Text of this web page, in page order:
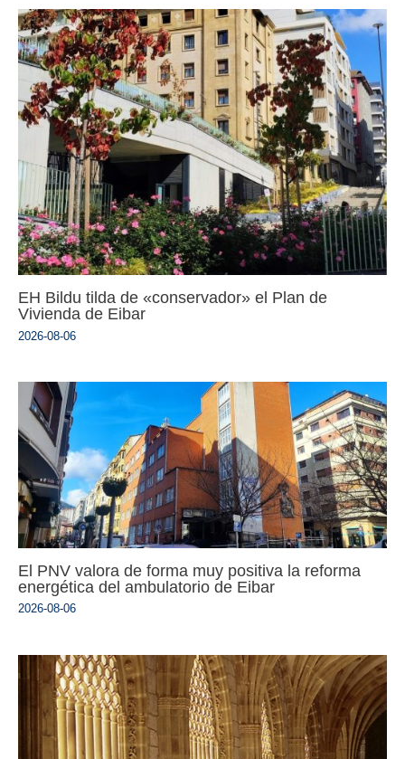
EH Bildu tilda de «conservador» el Plan de
Vivienda de Eibar
2026-08-06
El PNV valora de forma muy positiva la reforma
energética del ambulatorio de Eibar
2026-08-06